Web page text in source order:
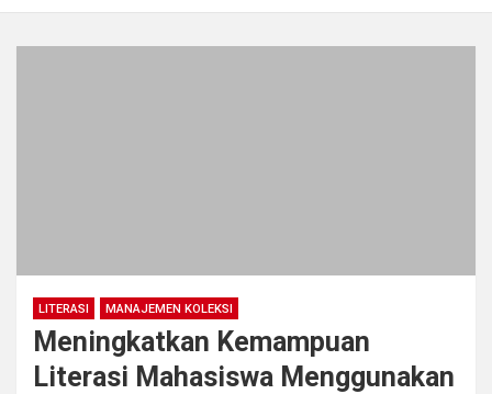
LITERASI MANAJEMEN KOLEKSI
Meningkatkan Kemampuan
Literasi Mahasiswa Menggunakan